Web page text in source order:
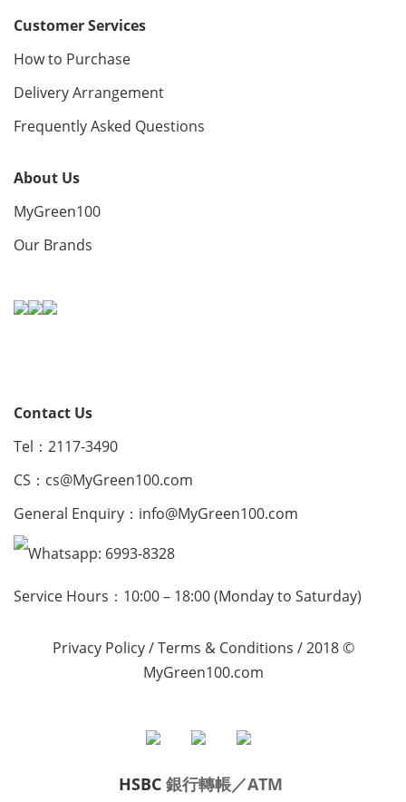
Customer Services
How to Purchase
Delivery Arrangement
Frequently Asked Questions
About Us
MyGreen100
Our Brands
Contact Us
Tel：2117-3490
CS： cs@MyGreen100.com
General Enquiry： info@MyGreen100.com
Whatsapp: 6993-8328
Service Hours：10:00 – 18:00 (Monday to Saturday)
Privacy Policy/Terms & Conditions / 2018 ©
MyGreen100.com
HSBC 銀行轉帳／ATM